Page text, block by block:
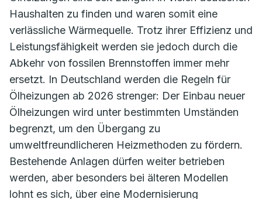
Haushalten zu finden und waren somit eine
verlässliche Wärmequelle. Trotz ihrer Effizienz und
Leistungsfähigkeit werden sie jedoch durch die
Abkehr von fossilen Brennstoffen immer mehr
ersetzt. In Deutschland werden die Regeln für
Ölheizungen ab 2026 strenger: Der Einbau neuer
Ölheizungen wird unter bestimmten Umständen
begrenzt, um den Übergang zu
umweltfreundlicheren Heizmethoden zu fördern.
Bestehende Anlagen dürfen weiter betrieben
werden, aber besonders bei älteren Modellen
lohnt es sich, über eine Modernisierung